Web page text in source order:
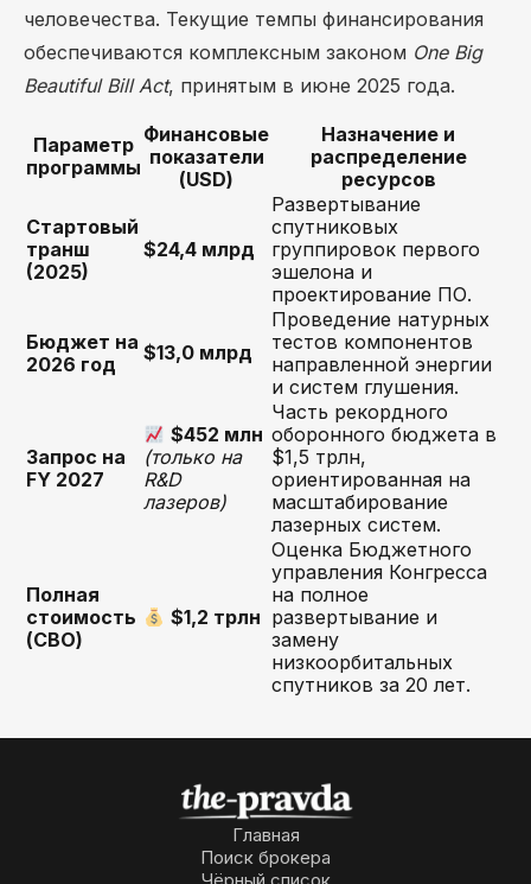
человечества. Текущие темпы финансирования
обеспечиваются комплексным законом One Big
Beautiful Bill Act, принятым в июне 2025 года.
Параметр
программы
Финансовые
показатели
(USD)
Назначение и
распределение
ресурсов
Стартовый
транш
(2025)
$24,4 млрд
Развертывание
спутниковых
группировок первого
эшелона и
проектирование ПО.
Бюджет на
2026 год
$13,0 млрд
Проведение натурных
тестов компонентов
направленной энергии
и систем глушения.
Запрос на
FY 2027
$452 млн
(только на
R&D
лазеров)
Часть рекордного
оборонного бюджета в
$1,5 трлн,
ориентированная на
масштабирование
лазерных систем.
Полная
стоимость
(CBO)
$1,2 трлн
Оценка Бюджетного
управления Конгресса
на полное
развертывание и
замену
низкоорбитальных
спутников за 20 лет.
Главная
Поиск брокера